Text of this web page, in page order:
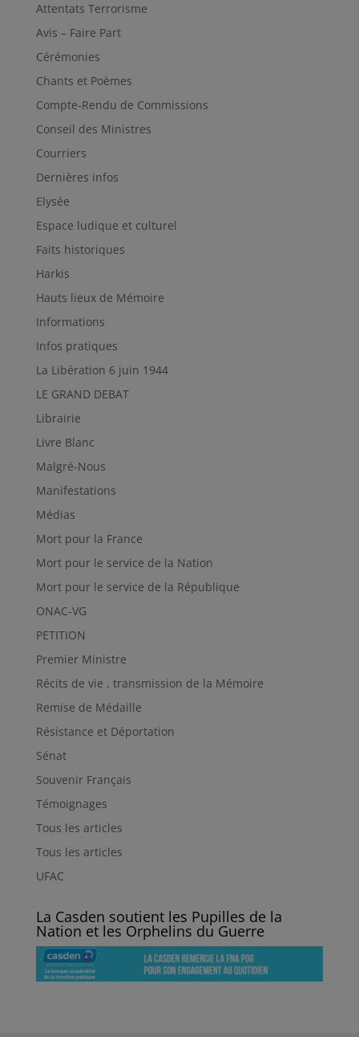
Attentats Terrorisme
Avis – Faire Part
Cérémonies
Chants et Poèmes
Compte-Rendu de Commissions
Conseil des Ministres
Courriers
Dernières infos
Elysée
Espace ludique et culturel
Faits historiques
Harkis
Hauts lieux de Mémoire
Informations
Infos pratiques
La Libération 6 juin 1944
LE GRAND DEBAT
Librairie
Livre Blanc
Malgré-Nous
Manifestations
Médias
Mort pour la France
Mort pour le service de la Nation
Mort pour le service de la République
ONAC-VG
PETITION
Premier Ministre
Récits de vie , transmission de la Mémoire
Remise de Médaille
Résistance et Déportation
Sénat
Souvenir Français
Témoignages
Tous les articles
Tous les articles
UFAC
La Casden soutient les Pupilles de la
Nation et les Orphelins du Guerre